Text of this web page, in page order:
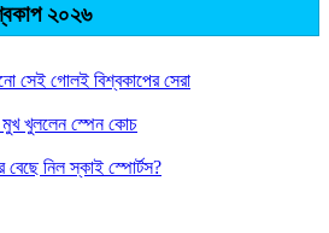
২০২৬
সেই গোলই বিশ্বকাপের সেরা
মুখ খুললেন স্পেন কোচ
বেছে নিল স্কাই স্পোর্টস?